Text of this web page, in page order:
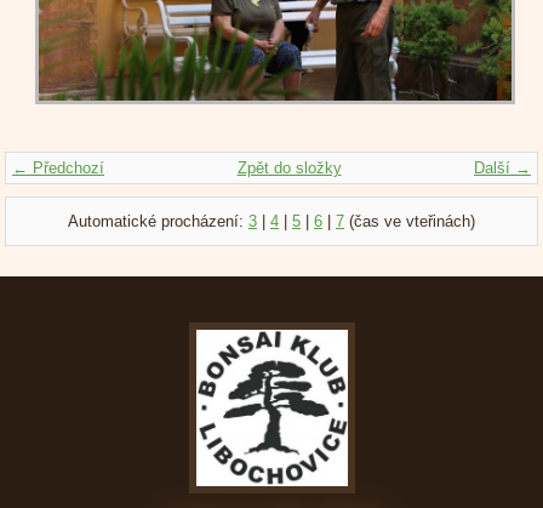
← Předchozí Další →
Zpět do složky
Automatické procházení: 3 4 5 6 7 (čas ve vteřinách)